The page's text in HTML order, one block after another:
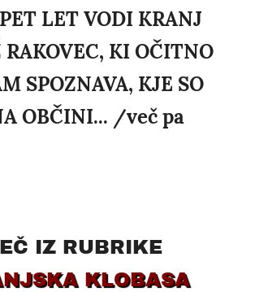
LET VODI KRANJ
RAKOVEC, KI OČITNO
SPOZNAVA, KJE SO
OBČINI... /več pa
IZ RUBRIKE
KLOBASA